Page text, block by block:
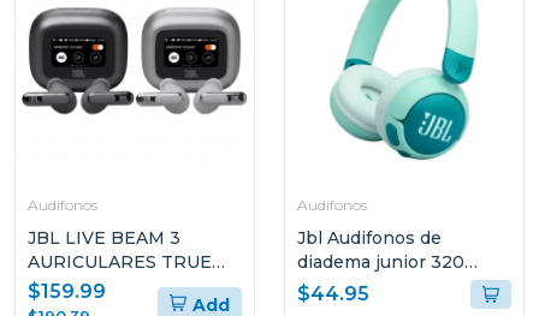
Audifonos
JBL LIVE BEAM 3
AURICULARES TRUE
WIRELESS CON
CANCELACIÓN DE
$159.99
Add
Audifonos
Jbl Audifonos de
diadema junior 320
inalámbricos bt verde
grnam
$44.95